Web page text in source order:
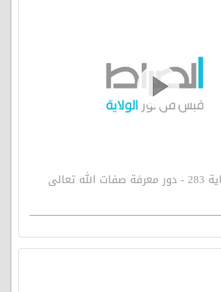
مصباح الهداية 283 - دور معرفة صفات الله تعالى